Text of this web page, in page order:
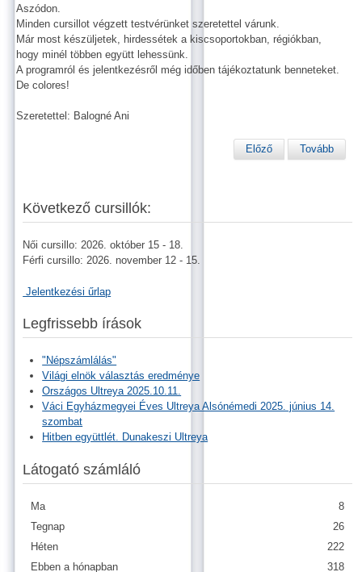
Aszódon.
Minden cursillot végzett testvérünket szeretettel várunk.
Már most készüljetek, hirdessétek a kiscsoportokban, régiókban,
hogy minél többen együtt lehessünk.
A programról és jelentkezésről még időben tájékoztatunk benneteket.
De colores!
Szeretettel: Balogné Ani
Előző Tovább
Következő cursillók:
Női cursillo: 2026. október 15 - 18.
Férfi cursillo: 2026. november 12 - 15.
Jelentkezési űrlap
Legfrissebb írások
"Népszámlálás"
Világi elnök választás eredménye
Országos Ultreya 2025.10.11.
Váci Egyházmegyei Éves Ultreya Alsónémedi 2025. június 14.
szombat
Hitben együttlét. Dunakeszi Ultreya
Látogató számláló
Ma
8
Tegnap
26
Héten
222
Ebben a hónapban
318